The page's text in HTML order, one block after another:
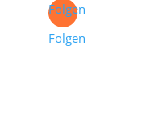
Folgen
Folgen